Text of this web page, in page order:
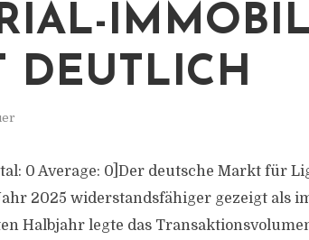
DEUTLICH
0 Average: 0]Der deutsche Markt für
2025 widerstandsfähiger gezeigt als
Halbjahr legte das